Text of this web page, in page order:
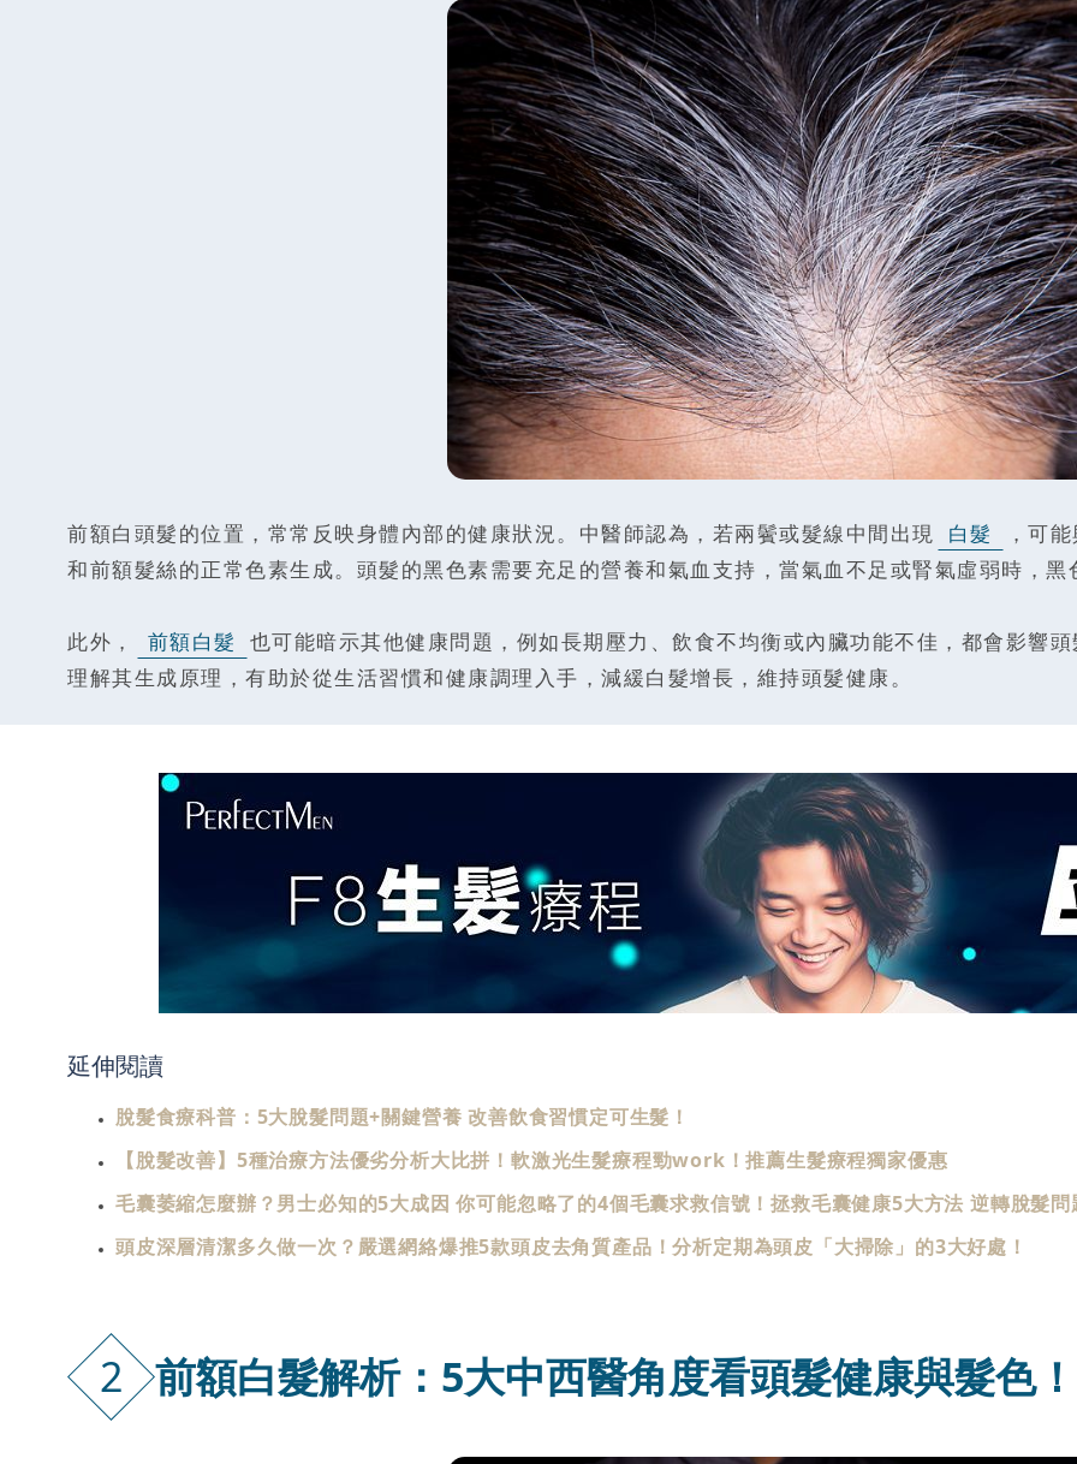
前額白頭髮的位置，常常反映身體內部的健康狀況。中醫師認為，若兩鬢或髮線中間出現 白髮
，可
和前額髮絲的正常色素生成。頭髮的黑色素需要充足的營養和氣血支持，當氣血不足或腎氣虛弱時，
此外， 前額白髮
也可能暗示其他健康問題，例如長期壓力、飲食不均衡或內臟功能不佳，都會影響
理解其生成原理，有助於從生活習慣和健康調理入手，減緩白髮增長，維持頭髮健康。
延伸閱讀
脫髮食療科普：5大脫髮問題+關鍵營養 改善飲食習慣定可生髮！
【脫髮改善】5種治療方法優劣分析大比拼！軟激光生髮療程勁work！推薦生髮療程獨家優惠
毛囊萎縮怎麼辦？男士必知的5大成因 你可能忽略了的4個毛囊求救信號！拯救毛囊健康5大方法 逆轉脫髮問
頭皮深層清潔多久做一次？嚴選網絡爆推5款頭皮去角質產品！分析定期為頭皮「大掃除」的3大好處！
2 前額白髮解析：5大中西醫角度看頭髮健康與髮色！